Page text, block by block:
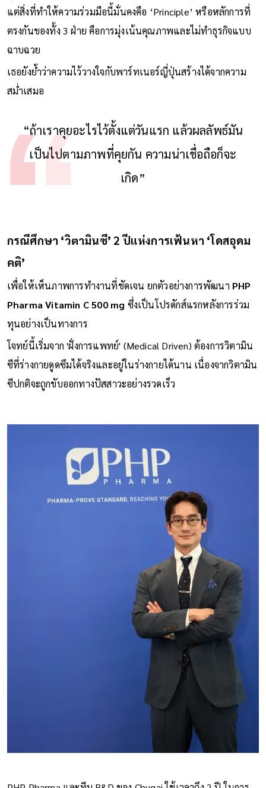
แต่สิ่งที่ทำให้ความร่วมมือนี้มั่นคงคือ ‘Principle’ หรือหลักการที่
ตรงกันของทั้ง 3 ฝ่าย คือการมุ่งเน้นคุณภาพและไม่ทำธุรกิจแบบ
ฉาบฉวย
เธอยังย้ำว่าความไว้วางใจกับพาร์ทเนอร์ญี่ปุ่นสร้างได้จากความ
สม่ำเสมอ
“ถ้าเราคุยอะไรไว้ตั้งแต่วันแรก แล้วผลลัพธ์มัน
เป็นไปตามภาพที่คุยกัน ความน่าเชื่อถือก็จะ
เกิด”
กรณีศึกษา ‘วิตามินซี’ 2 ปีแห่งการเฟ้นหา ‘โดสอุดม
คติ’
เพื่อให้เห็นภาพการทำงานที่ชัดเจน ยกตัวอย่างการพัฒนา PHP
Pharma Vitamin C 500 mg ซึ่งเป็นโปรดักส์แรกหลังการร่วม
ทุนอย่างเป็นทางการ
โจทย์นี้เริ่มจาก 'ฝั่งการแพทย์' (Medical Driven) ต้องการวิตามิน
ซีที่ร่างกายดูดซึมได้จริงและอยู่ในร่างกายได้นาน เนื่องจากวิตามิน
ซีปกติจะถูกขับออกทางปัสสาวะอย่างรวดเร็ว